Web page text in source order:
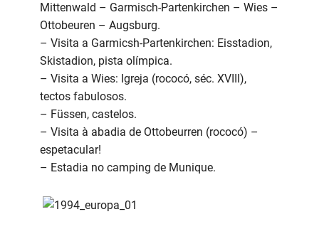
Mittenwald – Garmisch-Partenkirchen – Wies –
Ottobeuren – Augsburg.
– Visita a Garmicsh-Partenkirchen: Eisstadion,
Skistadion, pista olímpica.
– Visita a Wies: Igreja (rococó, séc. XVIII),
tectos fabulosos.
– Füssen, castelos.
– Visita à abadia de Ottobeurren (rococó) –
espetacular!
– Estadia no camping de Munique.